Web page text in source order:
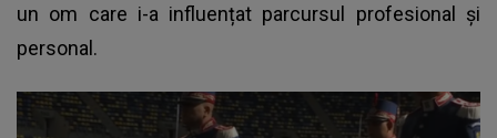
un om care i-a influențat parcursul profesional şi
personal.